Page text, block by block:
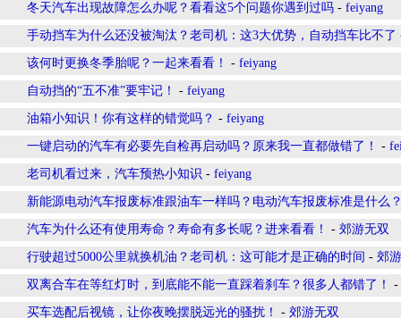
冬天汽车出现故障怎么办呢？看看这5个问题你遇到过吗 - feiyang
手动挡车为什么还没被淘汰？老司机：这3大优势，自动挡车比不了
该何时更换冬季胎呢？一起来看看！ - feiyang
自动挡的“五不准”要牢记！ - feiyang
油箱小知识！你有这样的错觉吗？ - feiyang
一键启动的汽车有必要先自检再启动吗？原来我一直都做错了！ -
老司机看过来，汽车预热小知识 - feiyang
新能源电动汽车报废标准跟油车一样吗？电动汽车报废标准是什么
汽车为什么还有使用寿命？寿命有多长呢？进来看看！ - 郊游无双
行驶超过5000公里就换机油？老司机：这可能才是正确的时间 - 郊
双离合车在等红灯时，到底能不能一直踩着刹车？很多人都错了！ -
买车选配后视镜，让你夜晚摆脱远光的骚扰！ - 郊游无双